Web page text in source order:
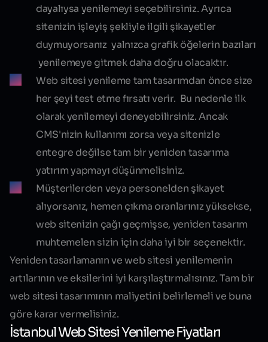
dayalıysa yenilemeyi seçebilirsiniz. Ayrıca
sitenizin işleyiş şekliyle ilgili şikayetler
duymuyorsanız yalnızca grafik öğelerin bazıları
yenilemeye gitmek daha doğru olacaktır.
Web sitesi yenileme tam tasarımdan önce size
her şeyi test etme fırsatı verir. Bu nedenle ilk
olarak yenilemeyi deneyebilirsiniz. Ancak
CMS'nizin kullanımı zorsa veya sitenizle
entegre değilse tam bir yeniden tasarıma
yatırım yapmayı düşünmelisiniz.
Müşterilerden veya personelden şikayet
alıyorsanız, hemen çıkma oranlarınız yüksekse,
web sitenizin çağı geçmişse, yeniden tasarım
muhtemelen sizin için daha iyi bir seçenektir.
Yeniden tasarlamanın ve web sitesi yenilemenin
artılarının ve eksilerini iyi karşılaştırmalısınız. Tam bir
web sitesi tasarımının maliyetini belirlemeli ve buna
göre karar vermelisiniz.
İstanbul Web Sitesi Yenileme Fiyatları